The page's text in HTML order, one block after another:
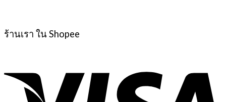
ร้านเรา ใน Shopee